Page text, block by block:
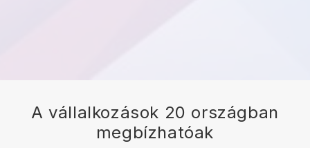
A vállalkozások 20 országban
megbízhatóak